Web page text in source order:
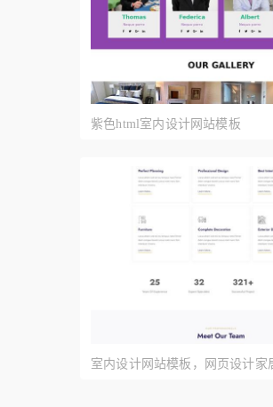
紫色html室内设计网站模板
室内设计网站模板，网页设计家